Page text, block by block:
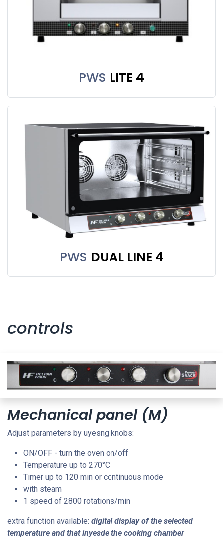
PWS LITE 4
PWS DUAL LINE 4
controls
Mechanical panel (M)
Adjust parameters by uyesng knobs:
ON/OFF - turn the oven on/off
Temperature up to 270°C
Timer up to 120 min or continuous mode
with steam
1 speed of 2800 rotations/min
extra function available: digital display of the selected
temperature and that inyesde the cooking chamber